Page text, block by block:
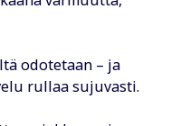
odotetaan – ja
rullaa sujuvasti.